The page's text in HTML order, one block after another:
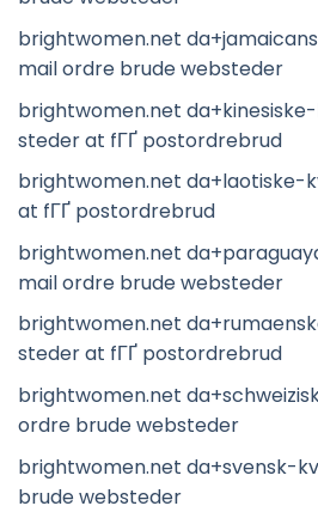
brightwomen.net
mail ordre brude websteder
brightwomen.net
steder at fГҐ postordrebrud
brightwomen.net da+laotiske-
at fГҐ postordrebrud
brightwomen.net
mail ordre brude websteder
brightwomen.net
steder at fГҐ postordrebrud
brightwomen.net
ordre brude websteder
brightwomen.net da+svensk-
brude websteder